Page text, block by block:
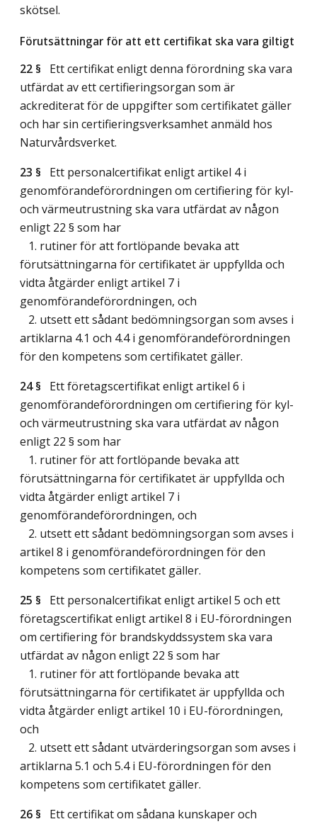
skötsel.
Förutsättningar för att ett certifikat ska vara giltigt
22 § Ett certifikat enligt denna förordning ska vara
utfärdat av ett certifieringsorgan som är
ackrediterat för de uppgifter som certifikatet gäller
och har sin certifieringsverksamhet anmäld hos
Naturvårdsverket.
23 § Ett personalcertifikat enligt artikel 4 i
genomförandeförordningen om certifiering för kyl-
och värmeutrustning ska vara utfärdat av någon
enligt 22 § som har
1. rutiner för att fortlöpande bevaka att
förutsättningarna för certifikatet är uppfyllda och
vidta åtgärder enligt artikel 7 i
genomförandeförordningen, och
2. utsett ett sådant bedömningsorgan som avses i
artiklarna 4.1 och 4.4 i genomförandeförordningen
för den kompetens som certifikatet gäller.
24 § Ett företagscertifikat enligt artikel 6 i
genomförandeförordningen om certifiering för kyl-
och värmeutrustning ska vara utfärdat av någon
enligt 22 § som har
1. rutiner för att fortlöpande bevaka att
förutsättningarna för certifikatet är uppfyllda och
vidta åtgärder enligt artikel 7 i
genomförandeförordningen, och
2. utsett ett sådant bedömningsorgan som avses i
artikel 8 i genomförandeförordningen för den
kompetens som certifikatet gäller.
25 § Ett personalcertifikat enligt artikel 5 och ett
företagscertifikat enligt artikel 8 i EU-förordningen
om certifiering för brandskyddssystem ska vara
utfärdat av någon enligt 22 § som har
1. rutiner för att fortlöpande bevaka att
förutsättningarna för certifikatet är uppfyllda och
vidta åtgärder enligt artikel 10 i EU-förordningen,
och
2. utsett ett sådant utvärderingsorgan som avses i
artiklarna 5.1 och 5.4 i EU-förordningen för den
kompetens som certifikatet gäller.
26 § Ett certifikat om sådana kunskaper och